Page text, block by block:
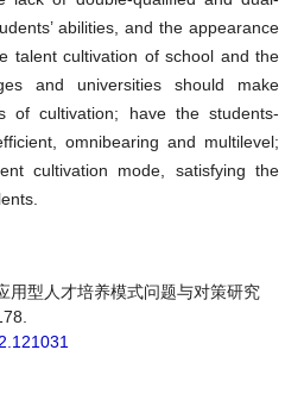
abilities, and the appearance
talent cultivation of school and the
and universities should make
of cultivation; have the students-
omnibearing and multilevel;
cultivation mode, satisfying the
用型人才培养模式问题与对策研究